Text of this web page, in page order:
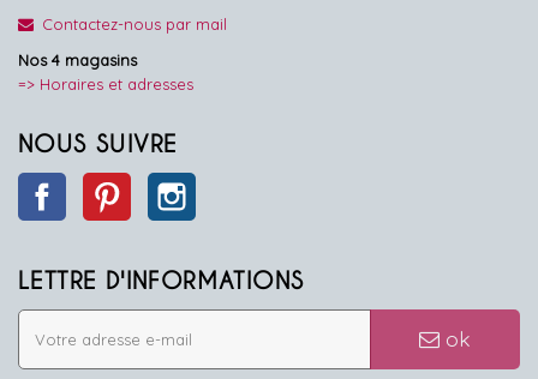
Contactez-nous par mail
Nos 4 magasins
=> Horaires et adresses
NOUS SUIVRE
Facebook Pinterest
LETTRE D'INFORMATIONS
ok